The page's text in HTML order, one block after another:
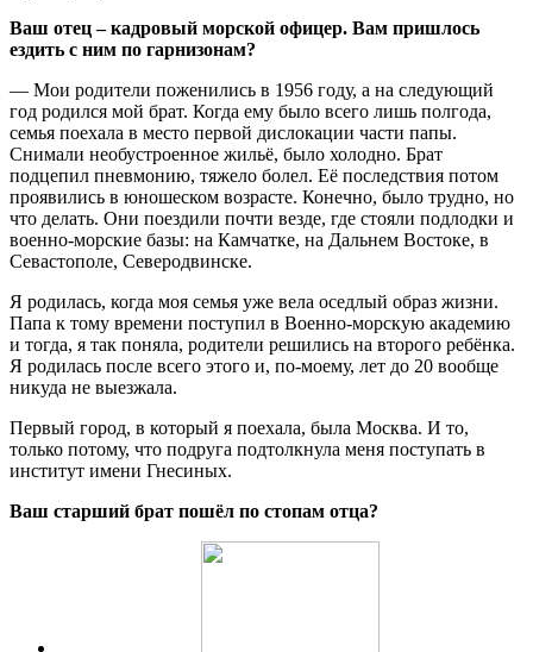
Ваш отец – кадровый морской офицер. Вам пришлось
ездить с ним по гарнизонам?
— Мои родители поженились в 1956 году, а на следующий
год родился мой брат. Когда ему было всего лишь полгода,
семья поехала в место первой дислокации части папы.
Снимали необустроенное жильё, было холодно. Брат
подцепил пневмонию, тяжело болел. Её последствия потом
проявились в юношеском возрасте. Конечно, было трудно, но
что делать. Они поездили почти везде, где стояли подлодки и
военно-морские базы: на Камчатке, на Дальнем Востоке, в
Севастополе, Северодвинске.
Я родилась, когда моя семья уже вела оседлый образ жизни.
Папа к тому времени поступил в Военно-морскую академию
и тогда, я так поняла, родители решились на второго ребёнка.
Я родилась после всего этого и, по-моему, лет до 20 вообще
никуда не выезжала.
Первый город, в который я поехала, была Москва. И то,
только потому, что подруга подтолкнула меня поступать в
институт имени Гнесиных.
Ваш старший брат пошёл по стопам отца?